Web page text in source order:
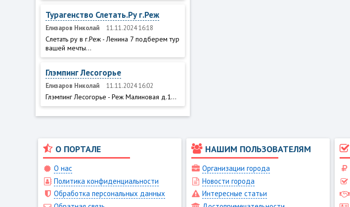
Турагенство Слетать.Ру г.Реж
Елизаров Николай 11.11.2024 16:18
Слетать ру в г.Реж - Ленина 7 подберем тур
вашей мечты...
Глэмпинг Лесогорье
Елизаров Николай 11.11.2024 16:02
Глэмпинг Лесогорье - Реж Малиновая д.1...
О ПОРТАЛЕ
О нас
Политика конфиденциальности
Обработка персональных данных
НАШИМ ПОЛЬЗОВАТЕЛЯМ
Организации города
Новости города
Интересные статьи